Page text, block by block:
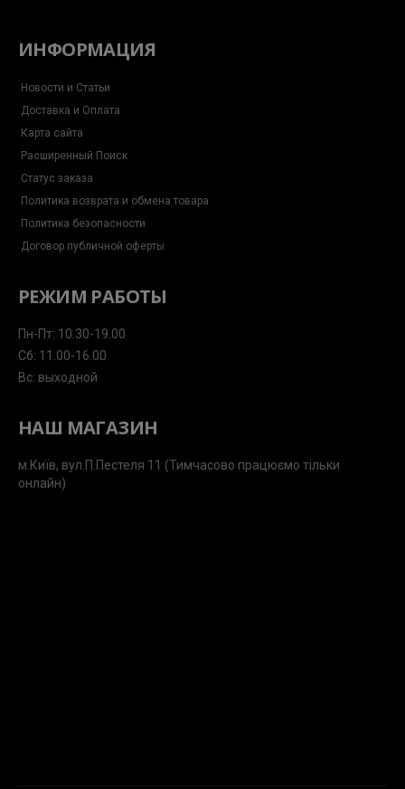
ИНФОРМАЦИЯ
Новости и Статьи
Доставка и Оплата
Карта сайта
Расширенный Поиск
Статус заказа
Политика возврата и обмена товара
Политика безопасности
Договор публичной оферты
РЕЖИМ РАБОТЫ
Пн-Пт: 10.30-19.00
Сб: 11.00-16.00
Вс: выходной
НАШ МАГАЗИН
м.Київ, вул.П.Пестеля 11 (Тимчасово працюємо тільки
онлайн)